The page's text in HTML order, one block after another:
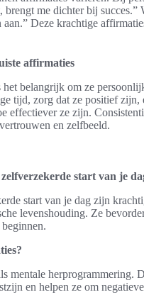
me dichter bij
Deze krachtige
affirmaties
belangrijk om ze
tijd, zorg dat ze positief
effectiever ze zijn.
en zelfbeeld.
start van je
start van je dag zijn
levenshouding. Ze
mentale herprogrammering.
en helpen ze om